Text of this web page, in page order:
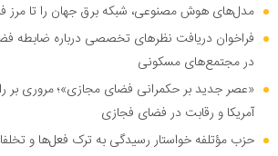
مدل‌های هوش مصنوعی، شبکه برق جهان را تا مرز
فراخوان دریافت نظر‌های تخصصی درباره ضابطه
در مجتمع‌های مسکونی
«عصر جدید بر حکمرانی فضای مجازی»؛ مروری بر
آمریکا و رقابت در فضای فجازی
حزب مؤتلفه خواستار رسیدگی به ترک فعل‌ها و